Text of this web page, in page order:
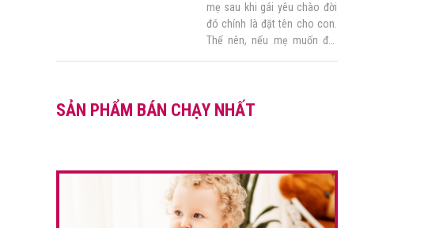
mẹ sau khi gái yêu chào đời
đó chính là đặt tên cho con.
Thế nên, nếu mẹ muốn đặt
hay, sau sắc lại thể hiện được
SẢN PHẨM BÁN CHẠY NHẤT